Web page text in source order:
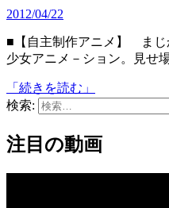
2012/04/22
■【自主制作アニメ】 まじかる☆ぷろみす 妹属性をはじめネコミミなど萌え要素がてんこ盛りな卒業制作作品の魔法
少女アニメ－ション。見せ
「続きを読む」
検索:
注目の動画